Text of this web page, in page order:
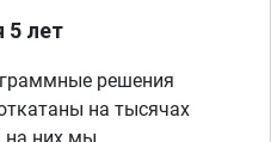
5 лет
решения
на тысячах